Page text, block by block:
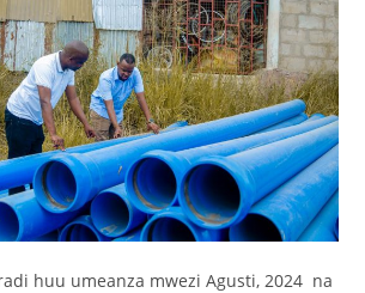
huu umeanza mwezi Agusti, 2024 na